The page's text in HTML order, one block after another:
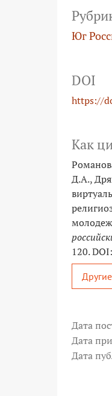
Юг
DOI
https://
Как
Д.А.,
120. DOI:
Дата
Дата
Дата